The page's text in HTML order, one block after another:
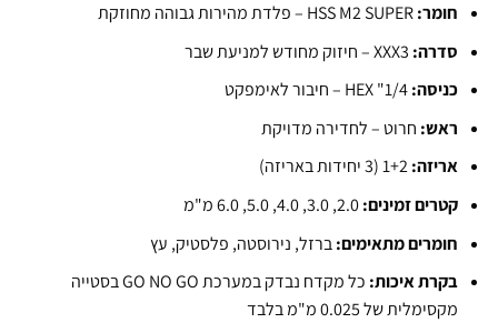
HSS M2 SUPER – פלדת מהירות גבוהה מחוזקת
XXX3 – חיזוק מחודש למניעת שבר
1/4" HEX – חיבור לאימפקט
חרוט – לחדירה מדויקת
1+2 (3 יחידות באריזה)
זמינים:2.0, 3.0, 4.0, 5.0, 6.0 מ"מ
מתאימים:ברזל, נירוסטה, פלסטיק, עץ
איכות:
כל מקדח נבדק במערכת GO NO GO בסטייה
של 0.025 מ"מ בלבד